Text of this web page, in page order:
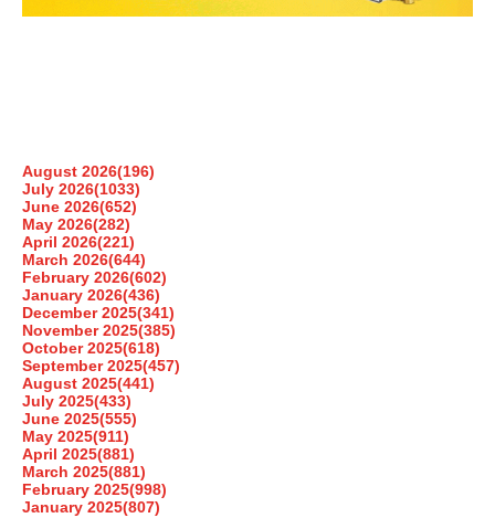
August 2026(196)
July 2026(1033)
June 2026(652)
May 2026(282)
April 2026(221)
March 2026(644)
February 2026(602)
January 2026(436)
December 2025(341)
November 2025(385)
October 2025(618)
September 2025(457)
August 2025(441)
July 2025(433)
June 2025(555)
May 2025(911)
April 2025(881)
March 2025(881)
February 2025(998)
January 2025(807)